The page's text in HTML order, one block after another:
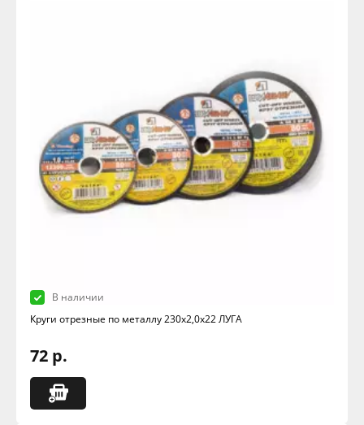
В наличии
Круги отрезные по металлу 230х2,0х22 ЛУГА
72 р.